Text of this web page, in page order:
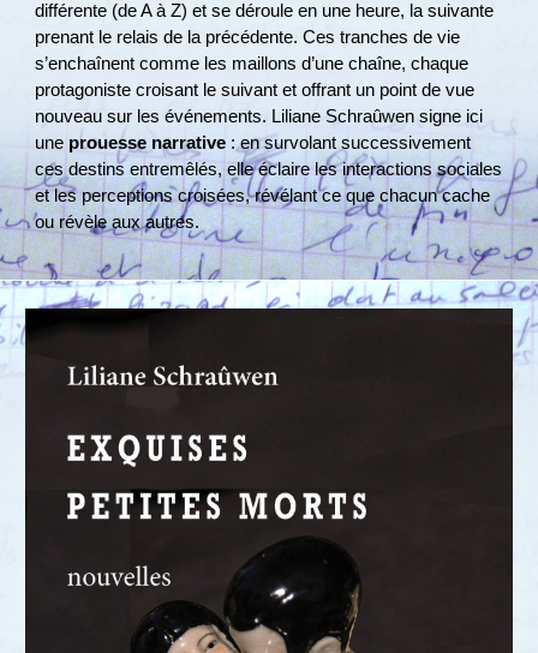
différente (de A à Z) et se déroule en une heure, la suivante
prenant le relais de la précédente​. Ces tranches de vie
s’enchaînent comme les maillons d’une chaîne, chaque
protagoniste croisant le suivant et offrant un point de vue
nouveau sur les événements. Liliane Schraûwen signe ici
une prouesse narrative : en survolant successivement
ces destins entremêlés, elle éclaire les interactions sociales
et les perceptions croisées, révélant ce que chacun cache
ou révèle aux autres.